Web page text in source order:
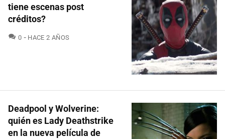
tiene escenas post
créditos?
0 COMENTARIOS
HACE 2 AÑOS
Deadpool y Wolverine:
quién es Lady Deathstrike
en la nueva película de